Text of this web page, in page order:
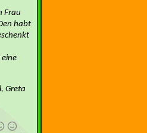
Frau
habt
Greta